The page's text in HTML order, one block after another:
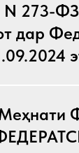
N 273-
дар